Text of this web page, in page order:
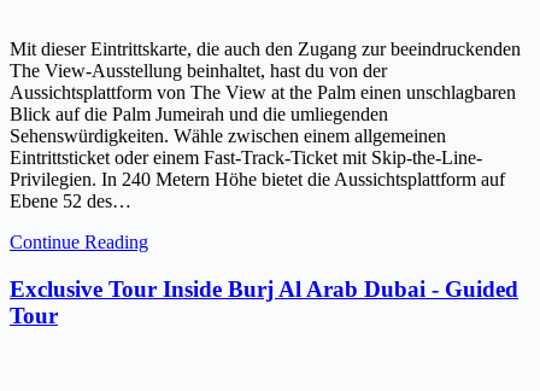
Mit dieser Eintrittskarte, die auch den Zugang zur beeindruckenden
The View-Ausstellung beinhaltet, hast du von der
Aussichtsplattform von The View at the Palm einen unschlagbaren
Blick auf die Palm Jumeirah und die umliegenden
Sehenswürdigkeiten. Wähle zwischen einem allgemeinen
Eintrittsticket oder einem Fast-Track-Ticket mit Skip-the-Line-
Privilegien. In 240 Metern Höhe bietet die Aussichtsplattform auf
Ebene 52 des…
Continue Reading
Exclusive Tour Inside Burj Al Arab Dubai - Guided
Tour